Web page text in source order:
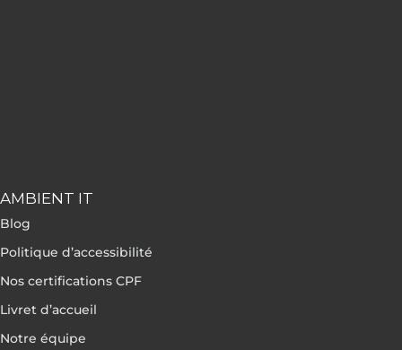
AMBIENT IT
Blog
Politique d’accessibilité
Nos certifications CPF
Livret d’accueil
Notre équipe